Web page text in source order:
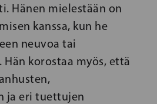
Hänen mielestään on
kanssa, kun he
neuvoa tai
Hän korostaa myös, että
ja eri tuettujen